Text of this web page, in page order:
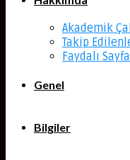
Akademik
Takip
Faydalı
Genel
Bilgiler